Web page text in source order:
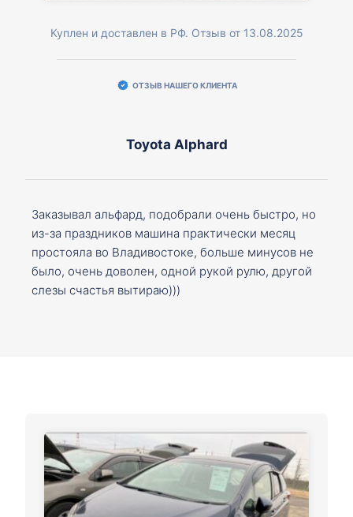
Куплен и доставлен в РФ. Отзыв от 13.08.2025
ОТЗЫВ НАШЕГО КЛИЕНТА
Toyota Alphard
Заказывал альфард, подобрали очень быстро, но
из-за праздников машина практически месяц
простояла во Владивостоке, больше минусов не
было, очень доволен, одной рукой рулю, другой
слезы счастья вытираю)))